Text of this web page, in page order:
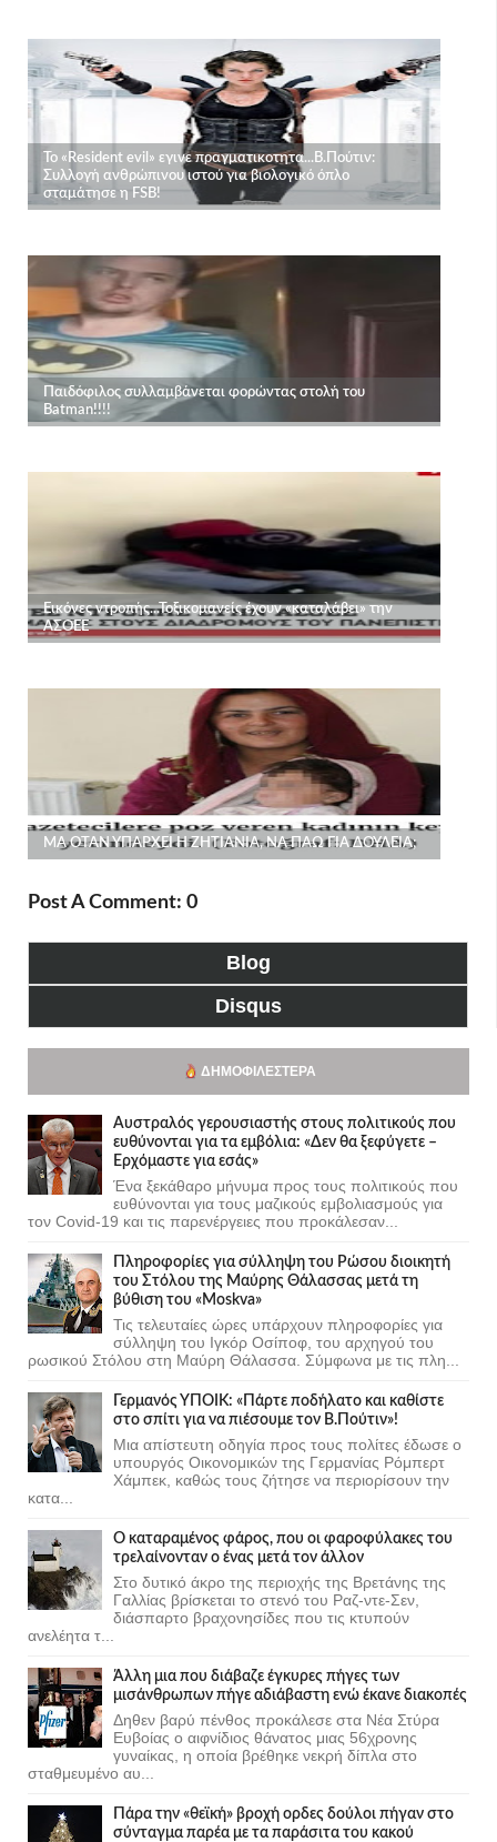
Post A Comment: 0
Blog
Disqus
ΔΗΜΟΦΙΛΈΣΤΕΡΑ
Αυστραλός γερουσιαστής στους πολιτικούς που
ευθύνονται για τα εμβόλια: «Δεν θα ξεφύγετε –
Ερχόμαστε για εσάς»
Ένα ξεκάθαρο μήνυμα προς τους πολιτικούς που
ευθύνονται για τους μαζικούς εμβολιασμούς για
τον Covid-19 και τις παρενέργειες που προκάλεσαν...
Πληροφορίες για σύλληψη του Ρώσου διοικητή
του Στόλου της Mαύρης Θάλασσας μετά τη
βύθιση του «Moskva»
Τις τελευταίες ώρες υπάρχουν πληροφορίες για
σύλληψη του Ιγκόρ Οσίποφ, του αρχηγού του
ρωσικού Στόλου στη Μαύρη Θάλασσα. Σύμφωνα με τις πλη...
Γερμανός ΥΠΟΙΚ: «Πάρτε ποδήλατο και καθίστε
στο σπίτι για να πιέσουμε τον Β.Πούτιν»!
Μια απίστευτη οδηγία προς τους πολίτες έδωσε ο
υπουργός Οικονομικών της Γερμανίας Ρόμπερτ
Χάμπεκ, καθώς τους ζήτησε να περιορίσουν την
κατα...
Ο καταραμένος φάρος, που οι φαροφύλακες του
τρελαίνονταν ο ένας μετά τον άλλον
Στο δυτικό άκρο της περιοχής της Βρετάνης της
Γαλλίας βρίσκεται το στενό του Ραζ-ντε-Σεν,
διάσπαρτο βραχονησίδες που τις κτυπούν
ανελέητα τ...
Άλλη μια που διάβαζε έγκυρες πήγες των
μισάνθρωπων πήγε αδιάβαστη ενώ έκανε διακοπές
Δηθεν βαρύ πένθος προκάλεσε στα Νέα Στύρα
Ευβοίας ο αιφνίδιος θάνατος μιας 56χρονης
γυναίκας, η οποία βρέθηκε νεκρή δίπλα στο
σταθμευμένο αυ...
Πάρα την «θεϊκή» βροχή ορδες δούλοι πήγαν στο
σύνταγμα παρέα με τα παράσιτα του κακού